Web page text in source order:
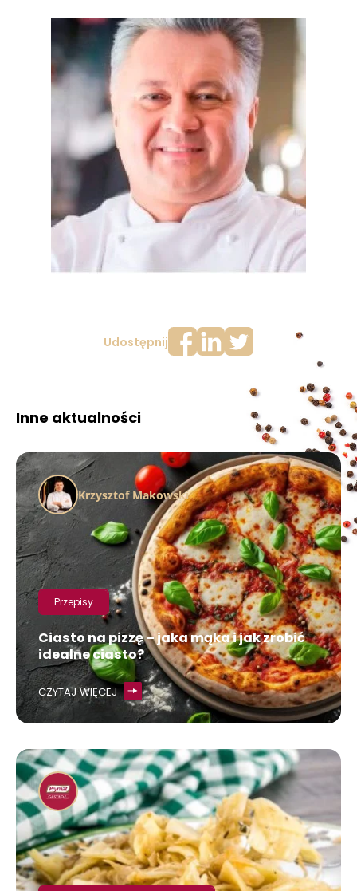
Udostępnij
Inne aktualności
Krzysztof Makowski
Przepisy
Ciasto na pizzę – jaka mąka i jak zrobić
idealne ciasto?
CZYTAJ WIĘCEJ